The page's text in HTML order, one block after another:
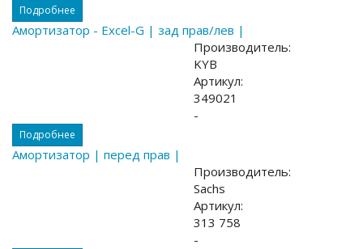
Подробнее
Амортизатор - Excel-G | зад прав/лев |
Производитель:
KYB
Артикул:
349021
-
Подробнее
Амортизатор | перед прав |
Производитель:
Sachs
Артикул:
313 758
-